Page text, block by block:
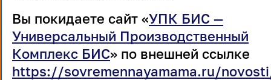
Вы покидаете сайт «УПК БИС —
Универсальный Производственный
Комплекс БИС» по внешней ссылке
https://sovremennayamama.ru/